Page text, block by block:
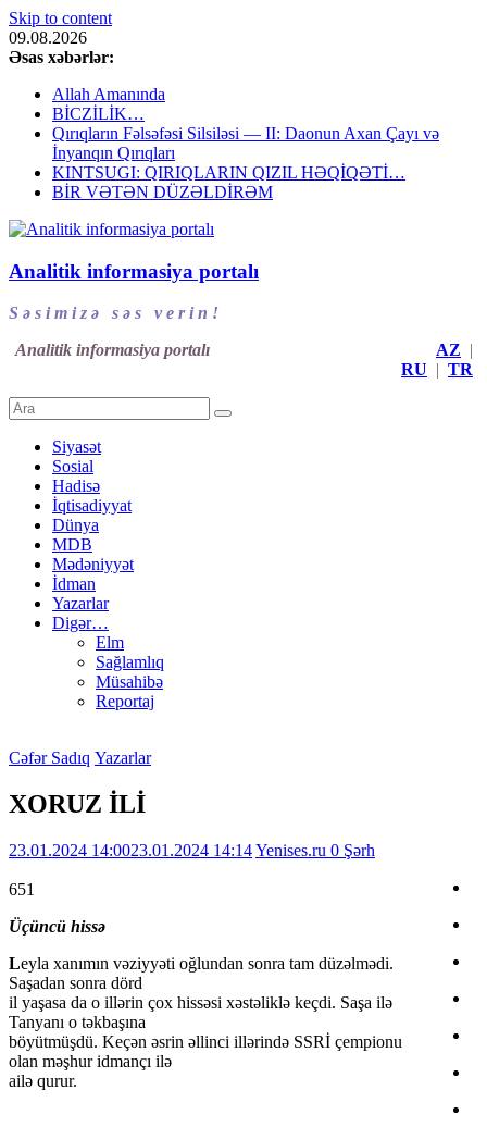
Skip to content
09.08.2026
Əsas xəbərlər:
Allah Amanında
BİCZİLİK…
Qırıqların Fəlsəfəsi Silsiləsi — II: Daonun Axan Çayı və
İnyanqın Qırıqları
KINTSUGI: QIRIQLARIN QIZIL HƏQİQƏTİ…
BİR VƏTƏN DÜZƏLDİRƏM
Analitik informasiya portalı
S ə s i m i z ə s ə s v e r i n !
Analitik informasiya portalı
AZ |
RU | TR
Siyasət
Sosial
Hadisə
İqtisadiyyat
Dünya
MDB
Mədəniyyət
İdman
Yazarlar
Digər…
Elm
Sağlamlıq
Müsahibə
Reportaj
Cəfər Sadıq Yazarlar
XORUZ İLİ
23.01.2024 14:0023.01.2024 14:14Yenises.ru 0 Şərh
651
Üçüncü hissə
Leyla xanımın vəziyyəti oğlundan sonra tam düzəlmədi.
Saşadan sonra dörd
il yaşasa da o illərin çox hissəsi xəstəliklə keçdi. Saşa ilə
Tanyanı o təkbaşına
böyütmüşdü. Keçən əsrin əllinci illərində SSRİ çempionu
olan məşhur idmançı ilə
ailə qurur.